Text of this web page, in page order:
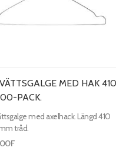
MED HAK 410
PACK.
med axelhack. Längd 410
tråd.